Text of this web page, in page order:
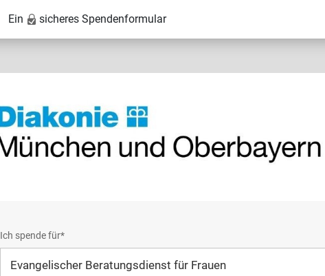
Ein sicheres Spendenformular
Ich spende für*